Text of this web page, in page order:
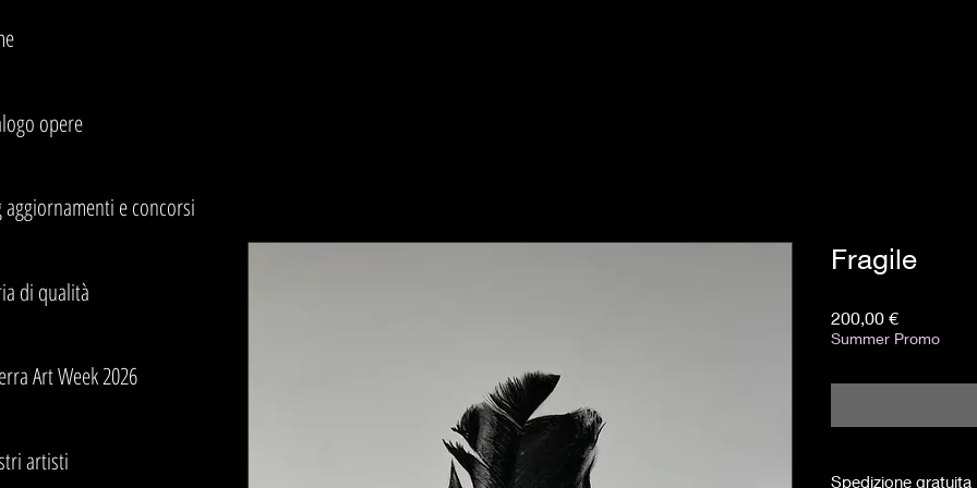
Fragile
200,00 €Prezzo
Summer Promo
Spedizione gratuita
opere
aggiornamenti e concorsi
di qualità
Art Week 2026
artisti